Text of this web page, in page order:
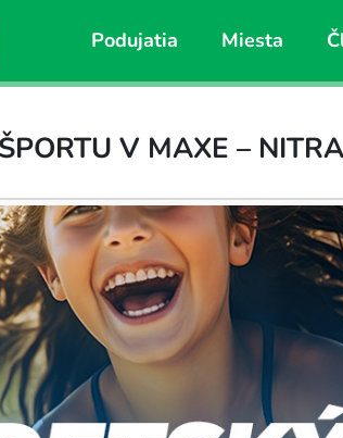
Podujatia Miesta
V MAXE –